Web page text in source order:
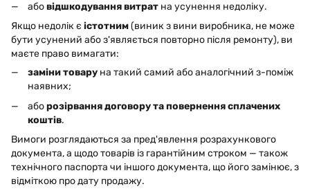
абовідшкодування витрат на усунення недоліку.
Якщо недолік є істотним(виник з вини виробника, не може
бути усунений або з'являється повторно після ремонту), ви
маєте право вимагати:
заміни товару на такий самий або аналогічний з-поміж
наявних;
аборозірвання договору та повернення сплачених
коштів.
Вимоги розглядаються за пред'явлення розрахункового
документа, а щодо товарів із гарантійним строком — також
технічного паспорта чи іншого документа, що його замінює, з
відміткою про дату продажу.